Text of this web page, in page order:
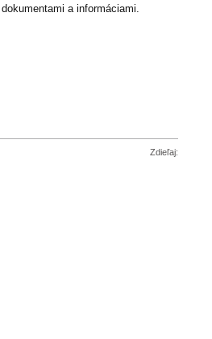
a informáciami.
Zdieľaj: